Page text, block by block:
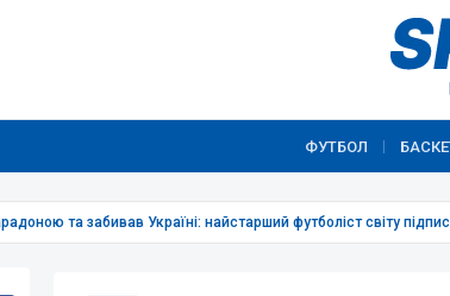
ФУТБОЛ
та забивав Україні: найстарший футболіст світу